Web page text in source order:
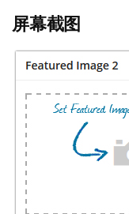
屏幕截图